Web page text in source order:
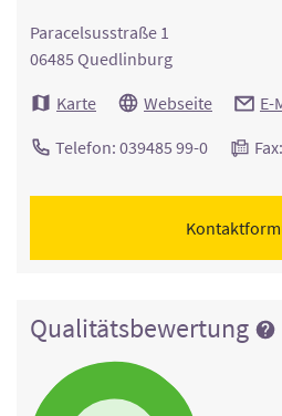
Paracelsusstraße 1
06485 Quedlinburg
Karte
Webseite E-
Telefon: 039485 99-0
Qualitätsbewertung